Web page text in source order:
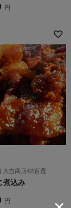
円
大吉商店/味百選
煮込み
円